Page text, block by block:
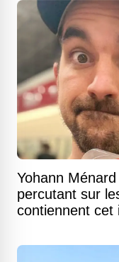
Yohann
percutant sur
contiennent cet